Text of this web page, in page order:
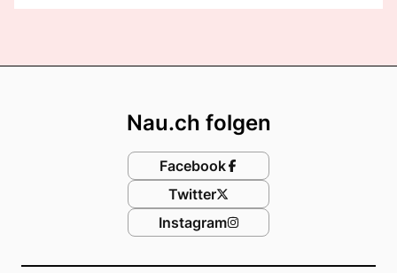
Nau.ch folgen
Facebook
Twitter
Instagram